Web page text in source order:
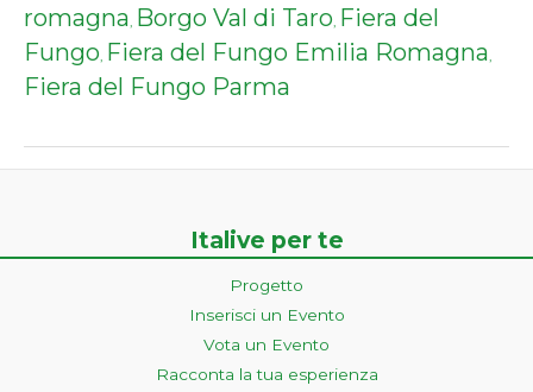
romagna, Borgo Val di Taro, Fiera del
Fungo, Fiera del Fungo Emilia Romagna,
Fiera del Fungo Parma
Italive per te
Progetto
Inserisci un Evento
Vota un Evento
Racconta la tua esperienza